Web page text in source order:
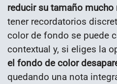
reducir su tamaño mucho
tener recordatorios
color de fondo se puede
contextual y, si eliges la
el fondo de color
quedando una nota